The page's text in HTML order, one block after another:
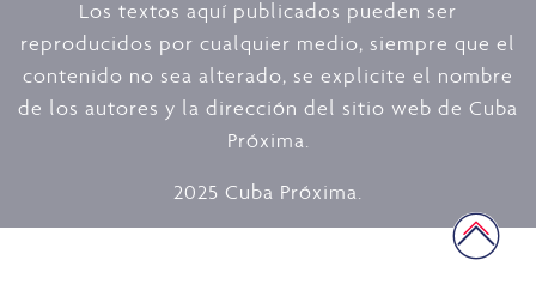
Los textos aquí publicados pueden ser
reproducidos por cualquier medio, siempre que el
contenido no sea alterado, se explicite el nombre
de los autores y la dirección del sitio web de Cuba
Próxima.
2025 Cuba Próxima.